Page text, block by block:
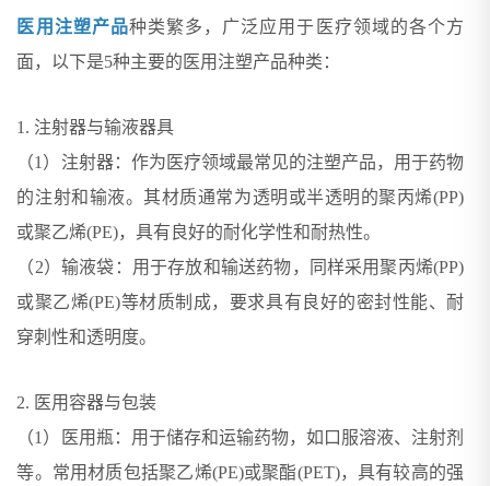
医用注塑产品种类繁多，广泛应用于医疗领域的各个方
面，以下是5种主要的医用注塑产品种类：
1. 注射器与输液器具
（1）注射器：作为医疗领域最常见的注塑产品，用于药物
的注射和输液。其材质通常为透明或半透明的聚丙烯(PP)
或聚乙烯(PE)，具有良好的耐化学性和耐热性。
（2）输液袋：用于存放和输送药物，同样采用聚丙烯(PP)
或聚乙烯(PE)等材质制成，要求具有良好的密封性能、耐
穿刺性和透明度。
2. 医用容器与包装
（1）医用瓶：用于储存和运输药物，如口服溶液、注射剂
等。常用材质包括聚乙烯(PE)或聚酯(PET)，具有较高的强